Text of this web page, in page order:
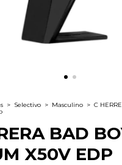
> Selectivo > Masculino > C
BAD
X50V EDP